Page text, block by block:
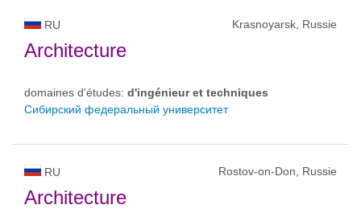
RU Krasnoyarsk, Russie
Architecture
domaines d'études: d'ingénieur et techniques
Сибирский федеральный университет
RU Rostov-on-Don, Russie
Architecture